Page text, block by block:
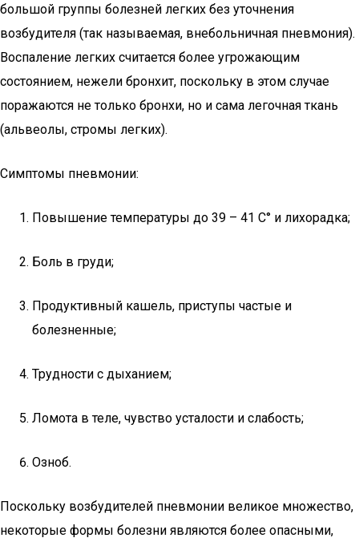
большой группы болезней легких без уточнения
возбудителя (так называемая, внебольничная пневмония).
Воспаление легких считается более угрожающим
состоянием, нежели бронхит, поскольку в этом случае
поражаются не только бронхи, но и сама легочная ткань
(альвеолы, стромы легких).
Симптомы пневмонии:
Повышение температуры до 39 – 41 C° и лихорадка;
Боль в груди;
Продуктивный кашель, приступы частые и
болезненные;
Трудности с дыханием;
Ломота в теле, чувство усталости и слабость;
Озноб.
Поскольку возбудителей пневмонии великое множество,
некоторые формы болезни являются более опасными,